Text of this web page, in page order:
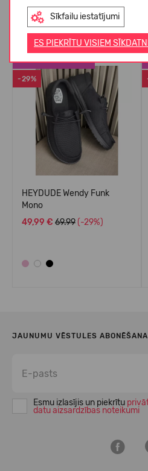
Sīkfailu iestatījumi
ES PIEKRĪTU VISIEM
Līdzīgas
-29%
LABĀK PĀRDOTAIS
HEYDUDE Wendy Funk
Mono
49,99 € 69.99 (-29%)
JAUNUMU VĒSTULES ABONĒŠANA
Esmu izlasījis un piekrītu
datu aizsardzības noteikumi